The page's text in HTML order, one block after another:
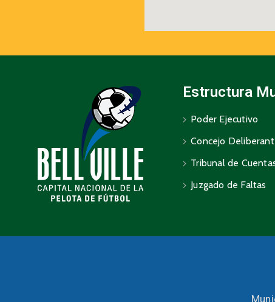
Estructura
Poder Ejecutivo
Concejo
Tribunal de
Juzgado de Faltas